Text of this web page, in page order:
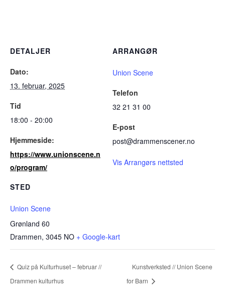
DETALJER
Dato:
13. februar, 2025
Tid
18:00 - 20:00
Hjemmeside:
https://www.unionscene.n
o/program/
STED
Union Scene
Grønland 60
Drammen, 3045 NO + Google-kart
ARRANGØR
Union Scene
Telefon
32 21 31 00
E-post
post@drammenscener.no
Vis Arrangørs nettsted
Quiz på Kulturhuset – februar //
Drammen kulturhus
Kunstverksted // Union Scene
for Barn